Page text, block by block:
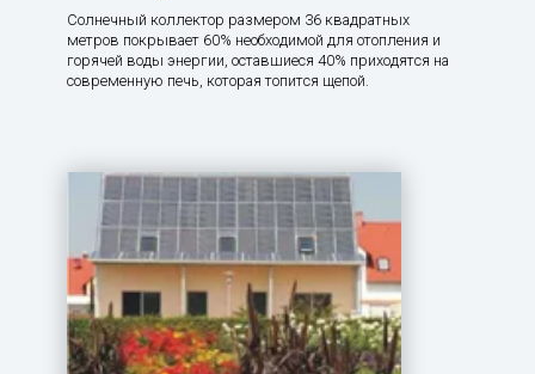
Солнечный коллектор размером 36 квадратных
метров покрывает 60% необходимой для отопления и
горячей воды энергии, оставшиеся 40% приходятся на
современную печь, которая топится щепой.